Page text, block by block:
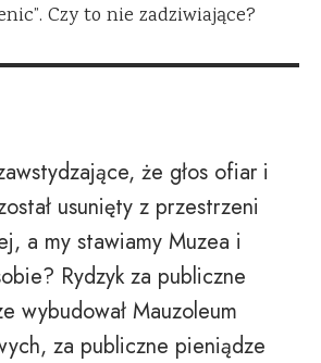
Czy to nie zadziwiające?
że głos ofiar i
usunięty z przestrzeni
a my stawiamy Muzea i
Rydzyk za publiczne
wybudował Mauzoleum
za publiczne pieniądze